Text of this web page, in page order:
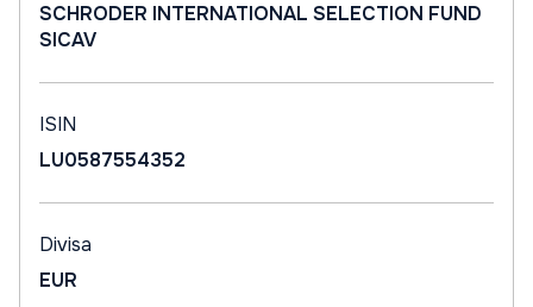
SCHRODER INTERNATIONAL SELECTION FUND
SICAV
ISIN
LU0587554352
Divisa
EUR